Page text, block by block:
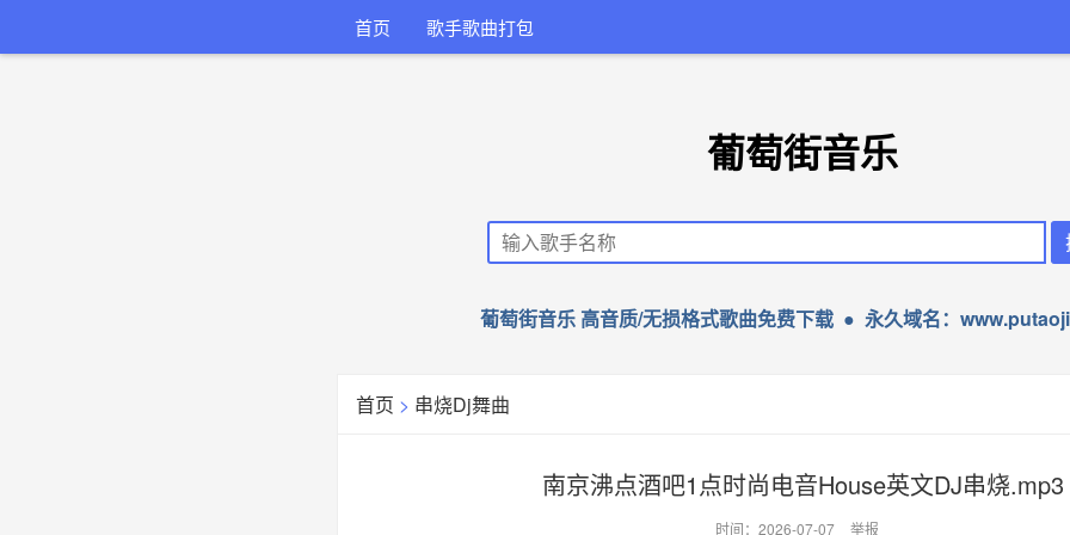
首页 歌手歌曲打包
葡萄街音乐
葡萄街音乐 高音质/无损格式歌曲免费下载 ● 永久域名：
首页 > 串烧Dj舞曲
南京沸点酒吧1点时尚电音House英文DJ串烧.mp3
时间：2026-07-07 举报